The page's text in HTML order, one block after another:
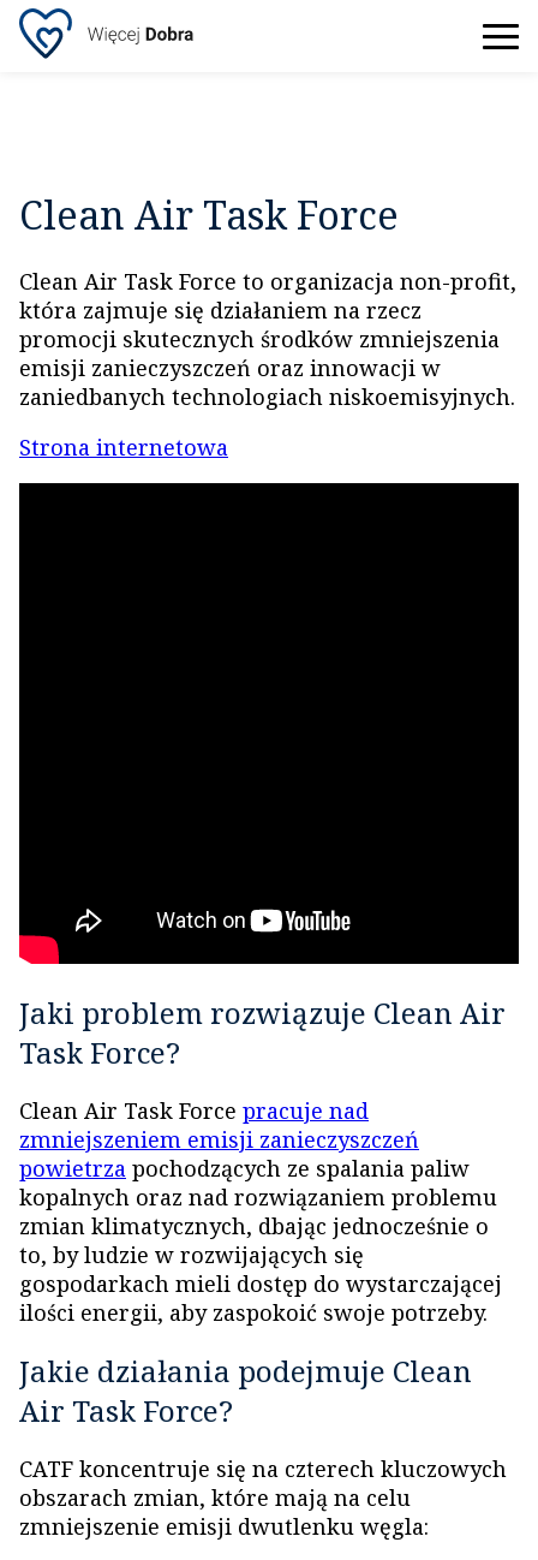
Clean Air Task Force
Clean Air Task Force to organizacja non-profit,
która zajmuje się działaniem na rzecz
promocji skutecznych środków zmniejszenia
emisji zanieczyszczeń oraz innowacji w
zaniedbanych technologiach niskoemisyjnych.
Strona internetowa
Jaki problem rozwiązuje Clean Air
Task Force?
Clean Air Task Force pracuje nad
zmniejszeniem emisji zanieczyszczeń
powietrza pochodzących ze spalania paliw
kopalnych oraz nad rozwiązaniem problemu
zmian klimatycznych, dbając jednocześnie o
to, by ludzie w rozwijających się
gospodarkach mieli dostęp do wystarczającej
ilości energii, aby zaspokoić swoje potrzeby.
Jakie działania podejmuje Clean
Air Task Force?
CATF koncentruje się na czterech kluczowych
obszarach zmian, które mają na celu
zmniejszenie emisji dwutlenku węgla: